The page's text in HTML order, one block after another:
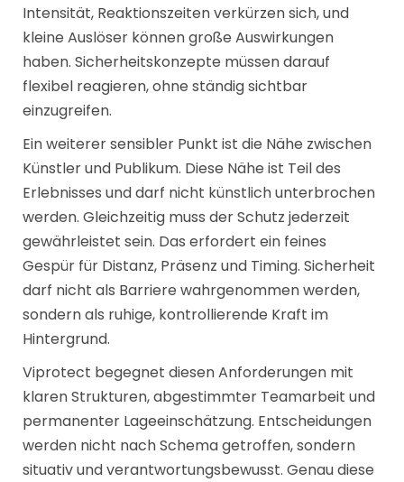
Intensität, Reaktionszeiten verkürzen sich, und
kleine Auslöser können große Auswirkungen
haben. Sicherheitskonzepte müssen darauf
flexibel reagieren, ohne ständig sichtbar
einzugreifen.
Ein weiterer sensibler Punkt ist die Nähe zwischen
Künstler und Publikum. Diese Nähe ist Teil des
Erlebnisses und darf nicht künstlich unterbrochen
werden. Gleichzeitig muss der Schutz jederzeit
gewährleistet sein. Das erfordert ein feines
Gespür für Distanz, Präsenz und Timing. Sicherheit
darf nicht als Barriere wahrgenommen werden,
sondern als ruhige, kontrollierende Kraft im
Hintergrund.
Viprotect begegnet diesen Anforderungen mit
klaren Strukturen, abgestimmter Teamarbeit und
permanenter Lageeinschätzung. Entscheidungen
werden nicht nach Schema getroffen, sondern
situativ und verantwortungsbewusst. Genau diese